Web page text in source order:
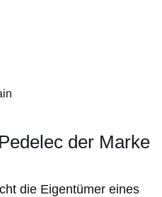
der Marke
die Eigentümer eines